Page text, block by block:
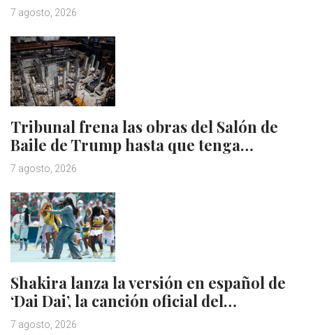
7 agosto, 2026
Tribunal frena las obras del Salón de
Baile de Trump hasta que tenga…
7 agosto, 2026
Shakira lanza la versión en español de
‘Dai Dai’, la canción oficial del…
7 agosto, 2026